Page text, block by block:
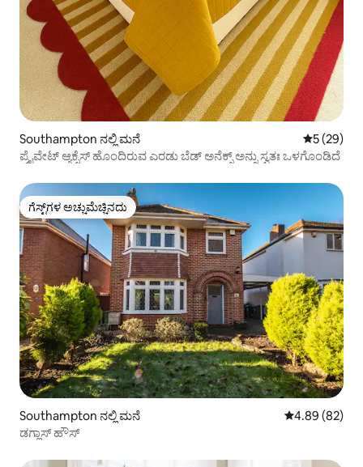
Southampton ನಲ್ಲಿ ಮನೆ 5 ರಲ್ಲಿ 5
5 (29)
ಪ್ರೈವೇಟ್ ಆ್ಯಕ್ಸೆಸ್ ಹೊಂದಿರುವ ಎರಡು ಬೆಡ್ ಅನೆಕ್ಸ್ ಅನ್ನು ಸ್ವತಃ ಒಳಗೊಂಡಿದೆ
ಗೆಸ್ಟ್‌ಗಳ ಅಚ್ಚುಮೆಚ್ಚಿನದು
ಗೆಸ್ಟ್‌ಗಳ ಅಚ್ಚುಮೆಚ್ಚಿನದು
Southampton ನಲ್ಲಿ ಮನೆ 5 ರಲ್ಲಿ 4.89
4.89 (82)
ಡಗ್ಲಾಸ್ ಹೌಸ್